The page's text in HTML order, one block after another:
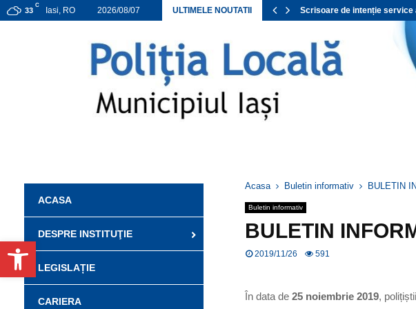
Deschide bara de unelte
33
C
Iasi, RO 2026/08/07 ULTIMELE NOUTATII
ACHIZIȚII DIRECTE APROBATE 2026 Scrisoare de intenție service
Acasa Buletin informativ BULETIN
Buletin informativ
BULETIN
2019/11/26 591
În data de 25 noiembrie 2019,
ACASA
DESPRE INSTITUŢIE
LEGISLAȚIE
CARIERA